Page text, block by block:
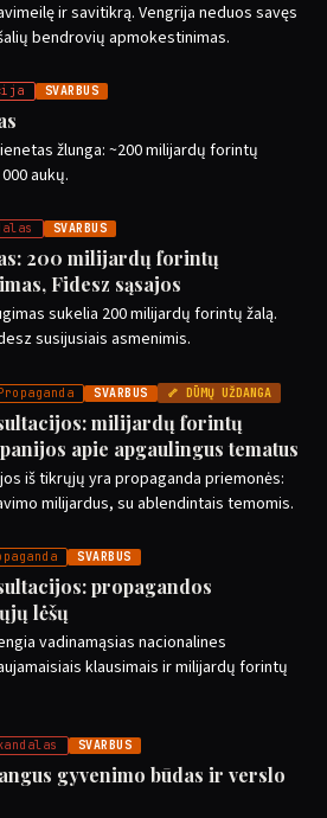
ir savitikrą. Vengrija neduos savęs
bendrovių apmokestinimas.
SVARBUS
žlunga: ~200 milijardų forintų
aukų.
SVARBUS
200 milijardų forintų
Fidesz sąsajos
sukelia 200 milijardų forintų žalą.
susijusiais asmenimis.
SVARBUS 🦴 DŪMŲ UŽDANGA
milijardų forintų
apie apgaulingus tematus
iš tikrųjų yra propaganda priemonės:
milijardus, su ablendintais temomis.
SVARBUS
propagandos
lėšų
vadinamąsias nacionalines
klausimais ir milijardų forintų
SVARBUS
gyvenimo būdas ir verslo